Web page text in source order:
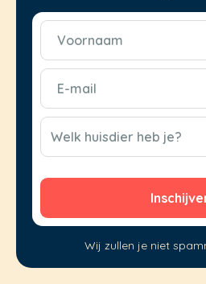
Voornaam
(Vereist)
E-
mail
(Vereist)
CAPTCHA
Welk huisdier heb je?
Wij zullen je niet